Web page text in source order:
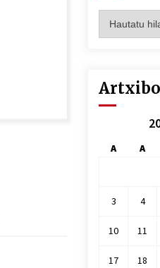
hilez
A A
3 4
10 11
17 18